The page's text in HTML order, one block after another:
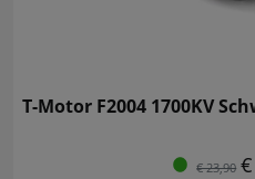
T-Motor F2004 1700KV
€ 23,90